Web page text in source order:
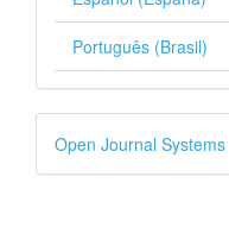
Português (Brasil)
Desenvolvido
por
Open Journal Systems